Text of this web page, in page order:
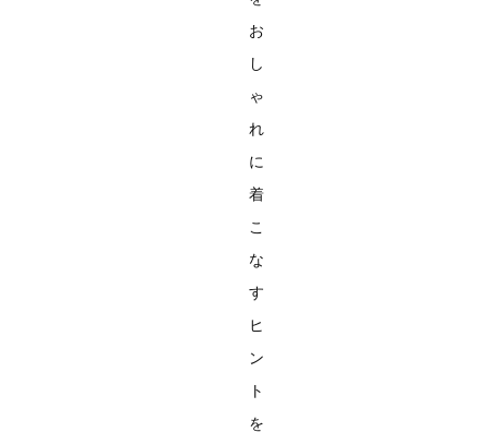
お
し
ゃ
れ
に
着
こ
な
す
ヒ
ン
ト
を